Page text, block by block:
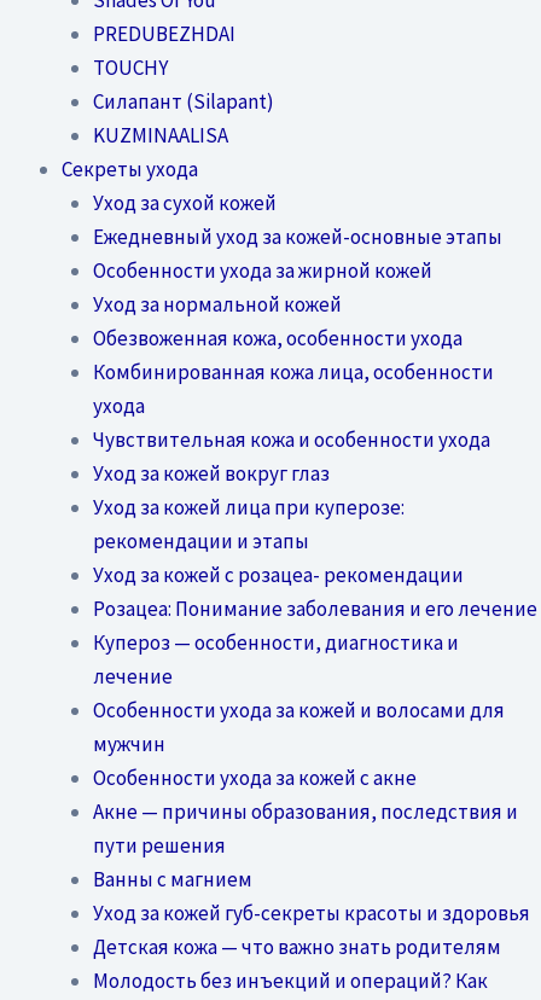
PREDUBEZHDAI
TOUCHY
Силапант (Silapant)
KUZMINAALISA
Секреты ухода
Уход за сухой кожей
Ежедневный уход за кожей-основные этапы
Особенности ухода за жирной кожей
Уход за нормальной кожей
Обезвоженная кожа, особенности ухода
Комбинированная кожа лица, особенности
ухода
Чувствительная кожа и особенности ухода
Уход за кожей вокруг глаз
Уход за кожей лица при куперозе:
рекомендации и этапы
Уход за кожей с розацеа- рекомендации
Розацеа: Понимание заболевания и его лечение
Купероз — особенности, диагностика и
лечение
Особенности ухода за кожей и волосами для
мужчин
Особенности ухода за кожей с акне
Акне — причины образования, последствия и
пути решения
Ванны с магнием
Уход за кожей губ-секреты красоты и здоровья
Детская кожа — что важно знать родителям
Молодость без инъекций и операций? Как